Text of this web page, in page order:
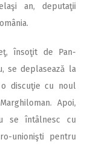
an, deputaţii
însoţit de Pan­
se deplasează la
dis­cuţie cu noul
Apoi,
se întâlnesc cu
unionişti pentru